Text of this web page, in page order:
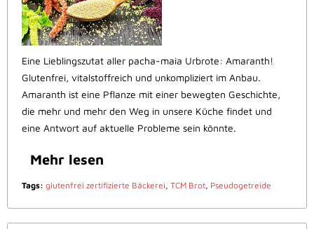
Eine Lieblingszutat aller pacha-maia Urbrote: Amaranth!
Glutenfrei, vitalstoffreich und unkompliziert im Anbau.
Amaranth ist eine Pflanze mit einer bewegten Geschichte,
die mehr und mehr den Weg in unsere Küche findet und
eine Antwort auf aktuelle Probleme sein könnte.
Mehr lesen
Tags: glutenfrei zertifizierte Bäckerei, TCM Brot, Pseudogetreide